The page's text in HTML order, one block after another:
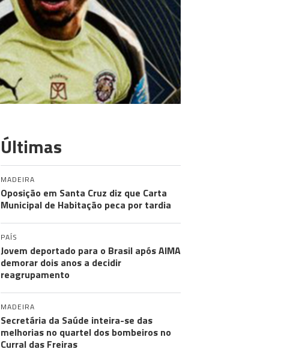
Últimas
MADEIRA
Oposição em Santa Cruz diz que Carta
Municipal de Habitação peca por tardia
PAÍS
Jovem deportado para o Brasil após AIMA
demorar dois anos a decidir
reagrupamento
MADEIRA
Secretária da Saúde inteira-se das
melhorias no quartel dos bombeiros no
Curral das Freiras